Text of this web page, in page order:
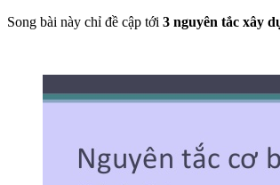
Song bài này chỉ đề cập tới 3 nguyên tắc xây